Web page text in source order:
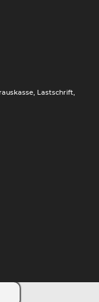
Lastschrift,